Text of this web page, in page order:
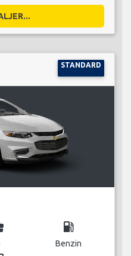
STANDARD
local_gas_station
Benzin